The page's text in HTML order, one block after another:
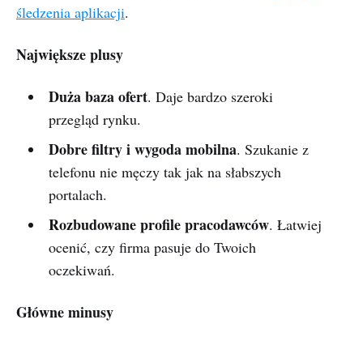
śledzenia aplikacji.
Największe plusy
Duża baza ofert. Daje bardzo szeroki
przegląd rynku.
Dobre filtry i wygoda mobilna. Szukanie z
telefonu nie męczy tak jak na słabszych
portalach.
Rozbudowane profile pracodawców. Łatwiej
ocenić, czy firma pasuje do Twoich
oczekiwań.
Główne minusy